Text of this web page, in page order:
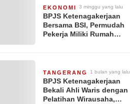
EKONOMI 3 minggu yang lalu
BPJS Ketenagakerjaan
Bersama BSI, Permudah
Pekerja Miliki Rumah
TANGERANG 1 bulan yang lalu
BPJS Ketenagakerjaan
Bekali Ahli Waris dengan
Pelatihan Wirausaha,